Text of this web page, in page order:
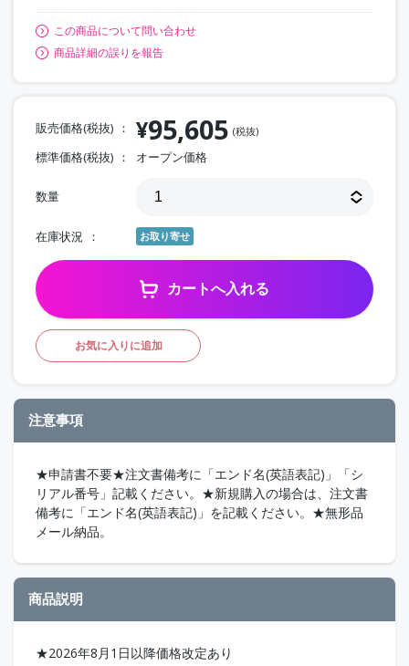
この商品について問い合わせ
商品詳細の誤りを報告
販売価格(税抜) ¥95,605 (税抜)
標準価格(税抜) オープン価格
数量
在庫状況 お取り寄せ
カートへ入れる
お気に入りに追加
注意事項
★申請書不要★注文書備考に「エンド名(英語表記)」「シ
リアル番号」記載ください。★新規購入の場合は、注文書
備考に「エンド名(英語表記)」を記載ください。★無形品
メール納品。
商品説明
★2026年8月1日以降価格改定あり